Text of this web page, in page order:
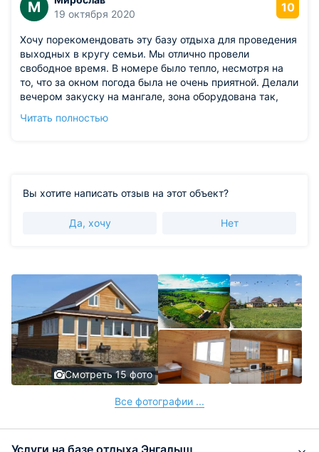
М
19 октября 2020
10
Хочу порекомендовать эту базу отдыха для проведения
выходных в кругу семьи. Мы отлично провели
свободное время. В номере было тепло, несмотря на
то, что за окном погода была не очень приятной. Делали
вечером закуску на мангале, зона оборудована так,
необходимых атрибутов. Мне тут понравилось,
Читать полностью
Вы хотите написать отзыв на этот объект?
Да, хочу Нет
Смотреть 15 фото
Все фотографии ...
Услуги на базе отдыха Энгалыш